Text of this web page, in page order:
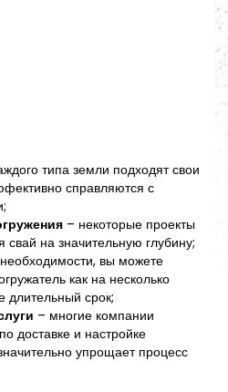
типа земли подходят свои
справляются с
– некоторые проекты
свай на значительную глубину;
вы можете
как на несколько
длительный срок;
– многие компании
доставке и настройке
упрощает процесс